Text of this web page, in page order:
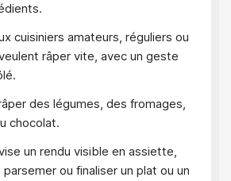
cuisiniers amateurs, réguliers ou
râper vite, avec un geste
des légumes, des fromages,
chocolat.
un rendu visible en assiette,
ou finaliser un plat ou un